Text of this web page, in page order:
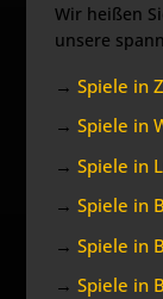
Wir heißen
unsere
→Spiele in
→Spiele in
→Spiele in
→Spiele in
→Spiele in
→Spiele in